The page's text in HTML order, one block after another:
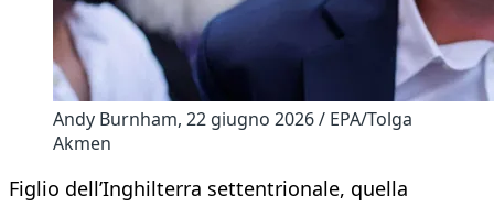
Andy Burnham, 22 giugno 2026 / EPA/Tolga
Akmen
Figlio dell’Inghilterra settentrionale, quella